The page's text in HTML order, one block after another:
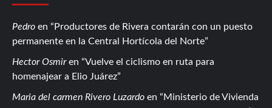
Pedro en
Productores de Rivera contarán con un puesto
permanente en la Central Hortícola del Norte
Hector Osmiren
Vuelve el ciclismo en ruta para
homenajear a Elio Juárez
Maria del carmen Rivero Luzardo en
Ministerio de Vivienda